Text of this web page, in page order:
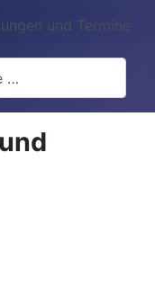
und Termine